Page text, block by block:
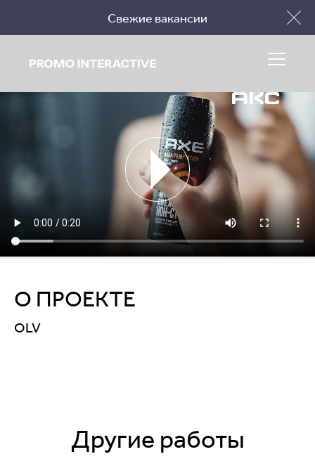
Свежие вакансии
Заполнить бриф
О ПРОЕКТЕ
OLV
Другие работы